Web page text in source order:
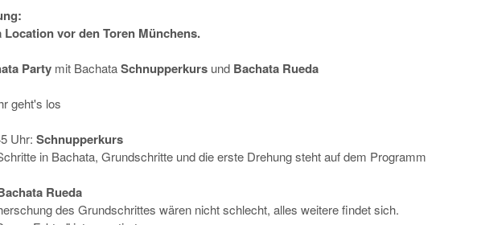
Location vor den Toren Münchens.
Party mit BachataSchnupperkurs und Bachata Rueda
geht's los
Uhr:Schnupperkurs
in Bachata, Grundschritte und die erste Drehung steht auf dem Programm
Rueda
des Grundschrittes wären nicht schlecht, alles weitere findet sich.